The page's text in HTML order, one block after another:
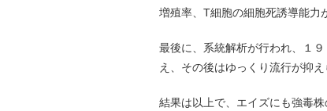
増殖率、T細胞の細胞死誘導能力
最後に、系統解析が行われ、１
え、その後はゆっくり流行が抑
結果は以上で、エイズにも強毒